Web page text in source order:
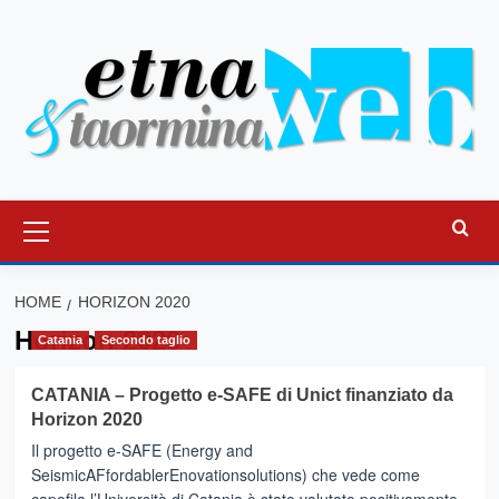
principale
HOME HORIZON 2020
Horizon 2020
Catania Secondo taglio
CATANIA – Progetto e-SAFE di Unict finanziato da
Horizon 2020
Il progetto e-SAFE (Energy and
SeismicAFfordablerEnovationsolutions) che vede come